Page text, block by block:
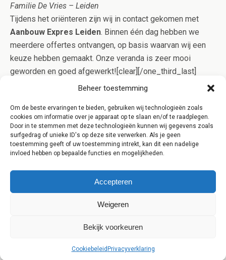
Beheer toestemming
Om de beste ervaringen te bieden, gebruiken wij technologieën zoals
cookies om informatie over je apparaat op te slaan en/of te raadplegen.
Door in te stemmen met deze technologieën kunnen wij gegevens zoals
surfgedrag of unieke ID's op deze site verwerken. Als je geen
toestemming geeft of uw toestemming intrekt, kan dit een nadelige
invloed hebben op bepaalde functies en mogelijkheden.
Accepteren
Weigeren
Bekijk voorkeuren
Cookiebeleid Privacyverklaring
Familie De Vries – Leiden
Tijdens het oriënteren zijn wij in contact gekomen met
Aanbouw Expres Leiden. Binnen één dag hebben we
meerdere offertes ontvangen, op basis waarvan wij een
keuze hebben gemaakt. Onze veranda is zeer mooi
geworden en goed afgewerkt![clear][/one_third_last]
[clear] [content-highlight]Aanbouw Expres werkt alleen
bezit zijn van het Kluskeurmerk. Op deze manier bent u
verzekerd van kwaliteit en controle op het werk![/content-
highlight]
Terug naar boven
Mobiel Desktop